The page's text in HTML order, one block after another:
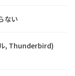
ない
, Thunderbird)